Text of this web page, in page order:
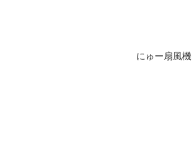
にゅー扇風機